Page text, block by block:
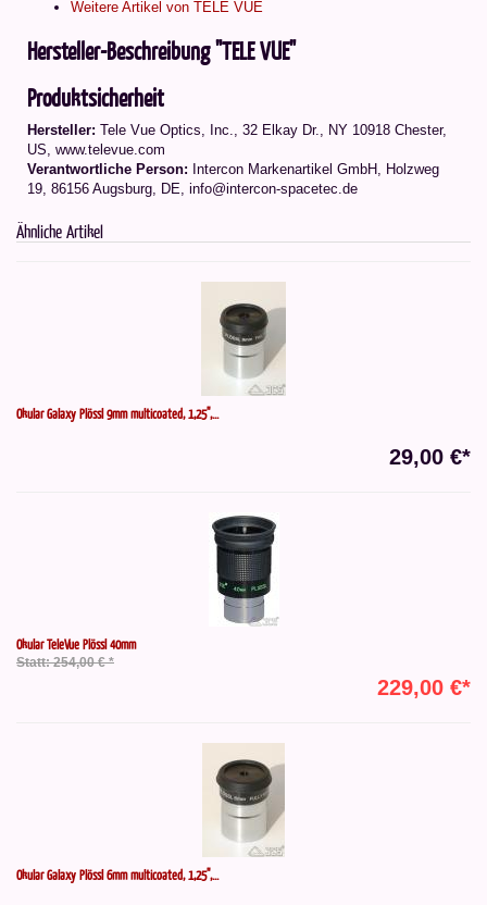
Weitere Artikel von TELE VUE
Hersteller-Beschreibung "TELE VUE"
Produktsicherheit
Hersteller: Tele Vue Optics, Inc., 32 Elkay Dr., NY 10918 Chester,
US, www.televue.com
Verantwortliche Person: Intercon Markenartikel GmbH, Holzweg
19, 86156 Augsburg, DE, info@intercon-spacetec.de
Ähnliche Artikel
Okular Galaxy Plössl 9mm multicoated, 1,25",...
29,00 €*
Okular TeleVue Plössl 40mm
Statt: 254,00 € *
229,00 €*
Okular Galaxy Plössl 6mm multicoated, 1,25",...